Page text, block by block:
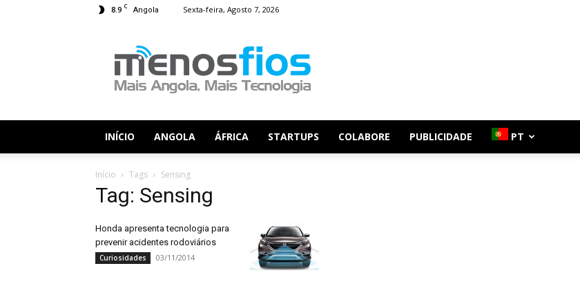
8.9 C Angola Sexta-feira, Agosto 7, 2026
Fios
INÍCIO ANGOLA ÁFRICA STARTUPS COLABORE PUBLICIDADE PT
Início Tags Sensing
Tag: Sensing
Honda apresenta tecnologia para
prevenir acidentes rodoviários
Curiosidades 03/11/2014